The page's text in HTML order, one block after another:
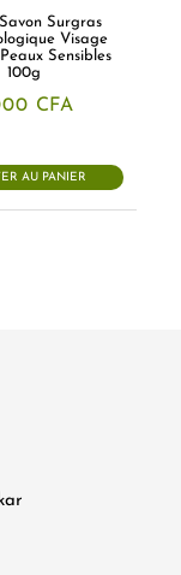
Surgras
Visage
Sensibles
100g
CFA
AU PANIER